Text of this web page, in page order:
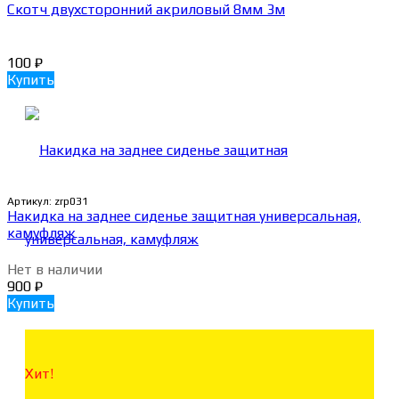
Скотч двухсторонний акриловый 8мм 3м
100 ₽
Купить
Артикул: zrp031
Накидка на заднее сиденье защитная универсальная,
камуфляж
Нет в наличии
900 ₽
Купить
Хит!